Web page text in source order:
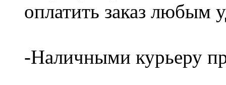
оплатить заказ любым
-Наличными курьеру